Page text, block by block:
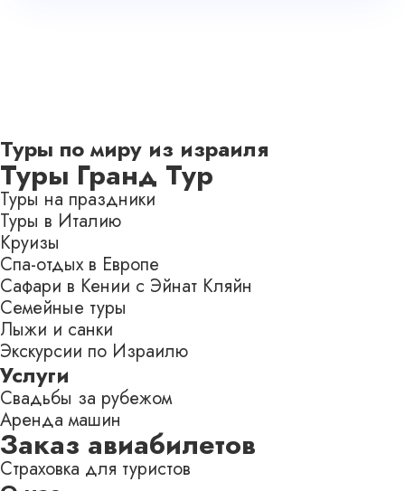
Туры по миру из израиля
Туры Гранд Тур
Туры на праздники
Туры в Италию
Круизы
Спа-отдых в Европе
Сафари в Кении с Эйнат Кляйн
Семейные туры
Лыжи и санки
Экскурсии по Израилю
Услуги
Свадьбы за рубежом
Аренда машин
Заказ авиабилетов
Страховка для туристов